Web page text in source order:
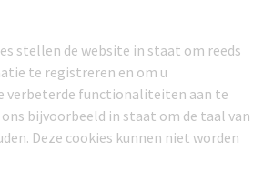
stellen de website in staat om reeds
te registreren en om u
verbeterde functionaliteiten aan te
bijvoorbeeld in staat om de taal van
Deze cookies kunnen niet worden